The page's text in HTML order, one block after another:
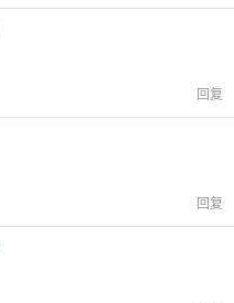
回复
回复